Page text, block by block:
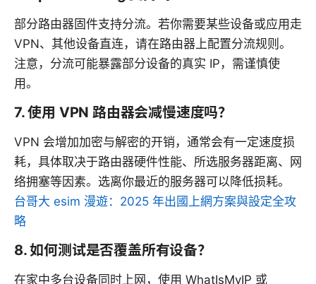
部分路由器固件支持分流。若你需要某些设备或应用走
VPN、其他设备直连，请在路由器上配置分流规则。
注意，分流可能暴露部分设备的真实 IP，需谨慎使
用。
7. 使用 VPN 路由器会减慢速度吗？
VPN 会增加加密与解密的开销，通常会有一定速度损
耗，具体取决于路由器硬件性能、所选服务器距离、网
络拥塞等因素。选离你最近的服务器可以降低损耗。
台哥大 esim 漫遊：2025 年出國上網方案與設定全攻
略
8. 如何测试是否覆盖所有设备？
在家中多台设备同时上网，使用 WhatIsMyIP 或